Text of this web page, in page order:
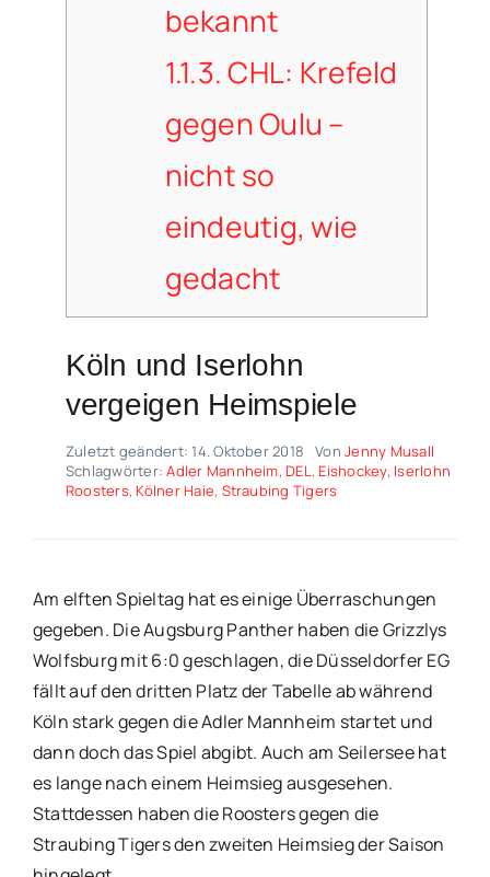
bekannt
1.1.3.CHL: Krefeld
gegen Oulu –
nicht so
eindeutig, wie
gedacht
Köln und Iserlohn
vergeigen Heimspiele
Zuletzt geändert: 14. Oktober 2018 VonJenny Musall
Schlagwörter:Adler Mannheim, DEL, Eishockey, Iserlohn
Roosters, Kölner Haie, Straubing Tigers
Am elften Spieltag hat es einige Überraschungen
gegeben. Die Augsburg Panther haben die Grizzlys
Wolfsburg mit 6:0 geschlagen, die Düsseldorfer EG
fällt auf den dritten Platz der Tabelle ab während
Köln stark gegen die Adler Mannheim startet und
dann doch das Spiel abgibt. Auch am Seilersee hat
es lange nach einem Heimsieg ausgesehen.
Stattdessen haben die Roosters gegen die
Straubing Tigers den zweiten Heimsieg der Saison